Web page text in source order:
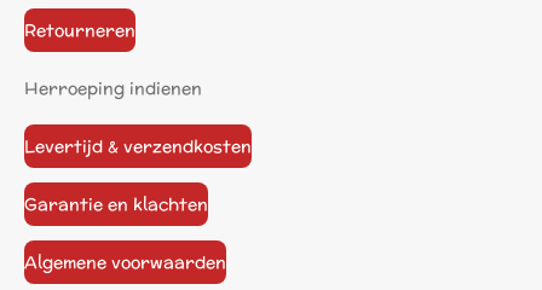
Retourneren
Herroeping indienen
Levertijd & verzendkosten
Garantie en klachten
Algemene voorwaarden